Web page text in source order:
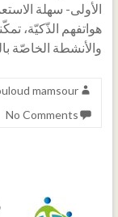
الأولى- سهلة
هواتفهم الذّكيّة،
والأنشطة الخاصّة
mamsour
No Comments